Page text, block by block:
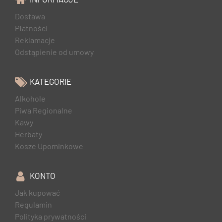
Dostawa
Płatności
Reklamacje
Odstąpienie od umowy
KATEGORIE
Alkohole
Piwa Regionalne
Kawy
Herbaty
Kosze Upominkowe
KONTO
Jak kupować
Regulamin
Polityka prywatności